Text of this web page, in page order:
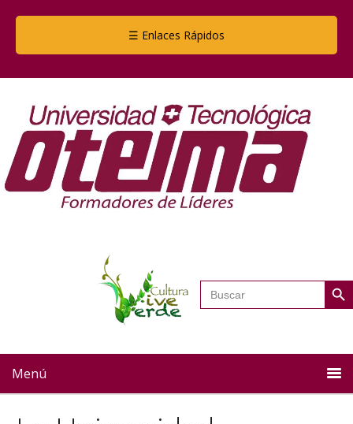
☰ Enlaces Rápidos
Buscar: Botón
Menú